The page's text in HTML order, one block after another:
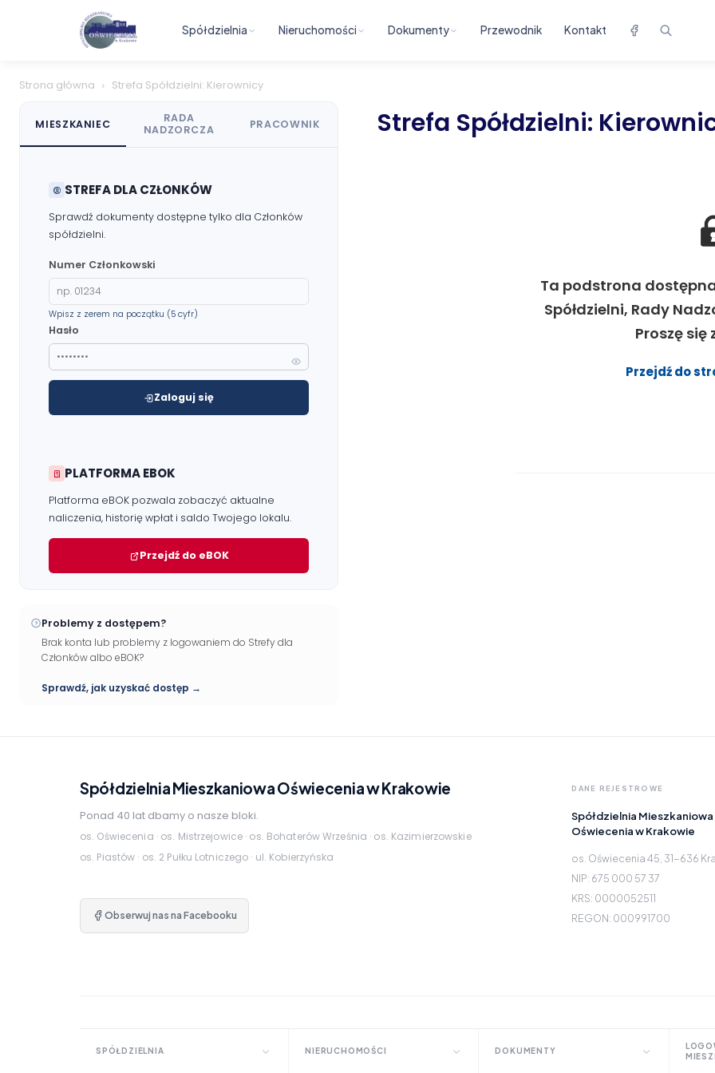
Spółdzielnia Nieruchomości Dokumenty Przewodnik Kontakt
Strona główna Strefa Spółdzielni: Kierownicy
Strefa Spółdzielni:
Ta podstrona
Spółdzielni, Rady
Proszę
Przejdź do
MIESZKANIEC
RADA
NADZORCZA
PRACOWNIK
STREFA DLA CZŁONKÓW
Sprawdź dokumenty dostępne tylko dla Członków
spółdzielni.
Numer Członkowski
Wpisz z zerem na początku (5 cyfr)
Hasło
Zaloguj się
PLATFORMA EBOK
Platforma eBOK pozwala zobaczyć aktualne
naliczenia, historię wpłat i saldo Twojego lokalu.
Przejdź do eBOK
Problemy z dostępem?
Brak konta lub problemy z logowaniem do Strefy dla
Członków albo eBOK?
Sprawdź, jak uzyskać dostęp →
Spółdzielnia Mieszkaniowa Oświecenia w Krakowie
Ponad 40 lat dbamy o nasze bloki.
os. Oświecenia · os. Mistrzejowice · os. Bohaterów Września · os. Kazimierzowskie
os. Piastów · os. 2 Pułku Lotniczego · ul. Kobierzyńska
Obserwuj nas na Facebooku
DANE REJESTROWE
Spółdzielnia Mieszkaniowa
Oświecenia w Krakowie
os. Oświecenia 45, 31-636
NIP: 675 000 57 37
KRS: 0000052511
REGON: 000991700
SPÓŁDZIELNIA NIERUCHOMOŚCI DOKUMENTY